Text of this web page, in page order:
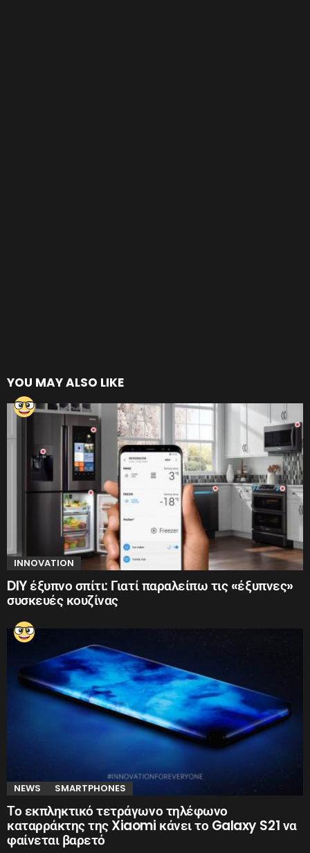
YOU MAY ALSO LIKE
INNOVATION
DIY έξυπνο σπίτι: Γιατί παραλείπω τις «έξυπνες»
συσκευές κουζίνας
NEWS SMARTPHONES
Το εκπληκτικό τετράγωνο τηλέφωνο
καταρράκτης της Xiaomi κάνει το Galaxy S21 να
φαίνεται βαρετό